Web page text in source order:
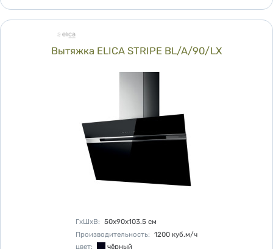
Вытяжка ELICA STRIPE BL/A/90/LX
Характеристики
ГхШхВ: 50х90х103.5 см
Производительность: 1200 куб.м/ч
цвет: чёрный